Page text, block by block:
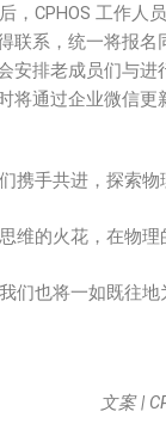
CPHOS 工作人
联系，统一将报名
安排老成员们与进
将通过企业微信更
手共进，探索物
的火花，在物理
也将一如既往地
文案 |